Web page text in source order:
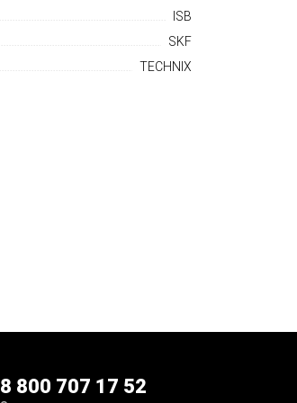
ISB
SKF
TECHNIX
8 800 707 17 52